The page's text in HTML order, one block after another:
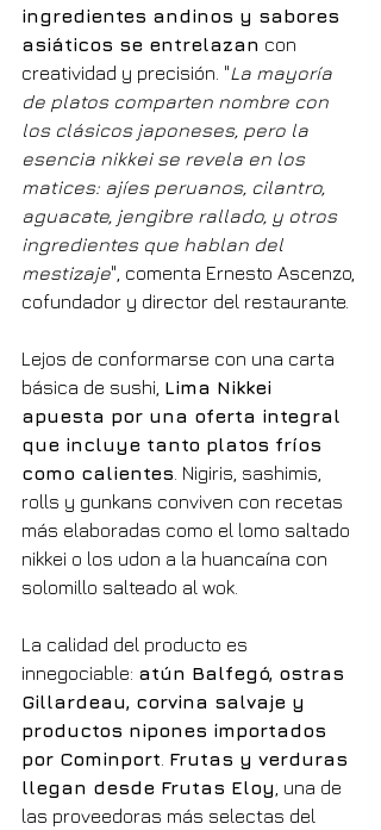
ingredientes andinos y sabores
asiáticos se entrelazan con
creatividad y precisión. "La mayoría
de platos comparten nombre con
los clásicos japoneses, pero la
esencia nikkei se revela en los
matices: ajíes peruanos, cilantro,
aguacate, jengibre rallado, y otros
ingredientes que hablan del
mestizaje", comenta Ernesto Ascenzo,
cofundador y director del restaurante.
Lejos de conformarse con una carta
básica de sushi, Lima Nikkei
apuesta por una oferta integral
que incluye tanto platos fríos
como calientes . Nigiris, sashimis,
rolls y gunkans conviven con recetas
más elaboradas como el lomo saltado
nikkei o los udon a la huancaína con
solomillo salteado al wok.
La calidad del producto es
innegociable: atún Balfegó, ostras
Gillardeau, corvina salvaje y
productos nipones importados
por Cominport Frutas y verduras
llegan desde Frutas Eloy , una de
las proveedoras más selectas del